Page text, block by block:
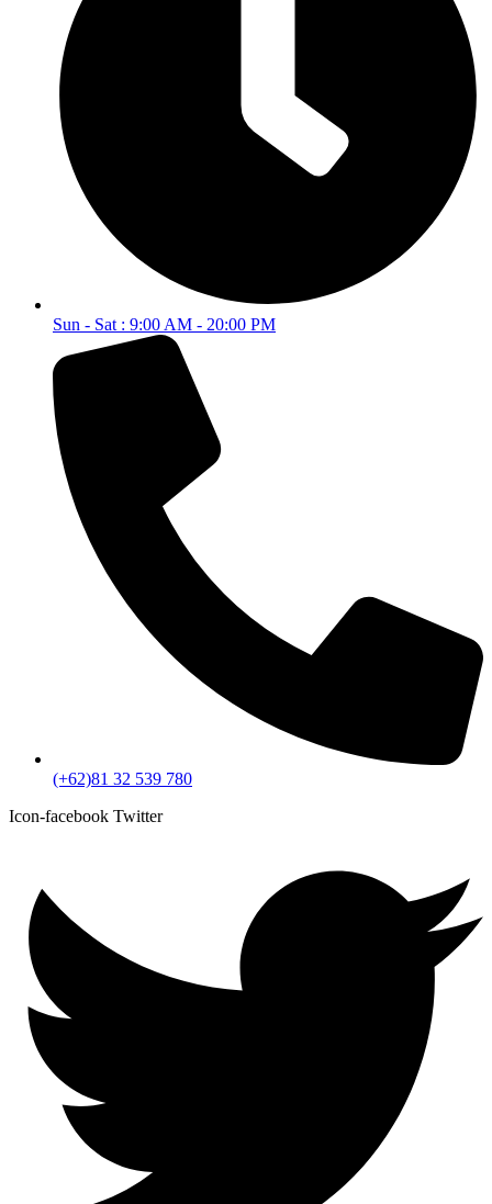
Sun - Sat : 9:00 AM - 20:00 PM
(+62)81 32 539 780
Icon-facebook Twitter